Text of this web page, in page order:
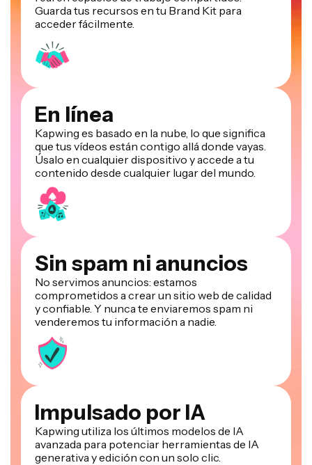
Guarda tus recursos en tu Brand Kit para
acceder fácilmente.
En línea
Kapwing es basado en la nube, lo que significa
que tus vídeos están contigo allá donde vayas.
Úsalo en cualquier dispositivo y accede a tu
contenido desde cualquier lugar del mundo.
Sin spam ni anuncios
No servimos anuncios: estamos
comprometidos a crear un sitio web de calidad
y confiable. Y nunca te enviaremos spam ni
venderemos tu información a nadie.
Impulsado por IA
Kapwing utiliza los últimos modelos de IA
avanzada para potenciar herramientas de IA
generativa y edición con un solo clic.